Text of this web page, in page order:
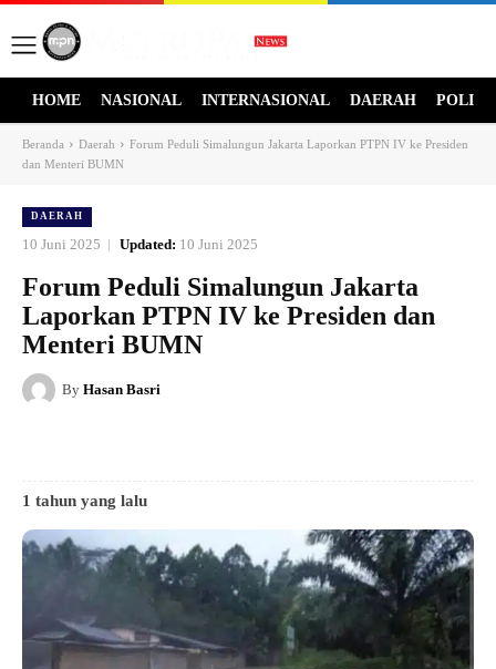
HOME NASIONAL INTERNASIONAL DAERAH
Beranda Daerah
Forum Peduli Simalungun Jakarta Laporkan PTPN IV ke Presiden
dan Menteri BUMN
DAERAH
10 Juni 2025 Updated: 10 Juni 2025
Forum Peduli Simalungun Jakarta
Laporkan PTPN IV ke Presiden dan
Menteri BUMN
By Hasan Basri
1 tahun yang lalu